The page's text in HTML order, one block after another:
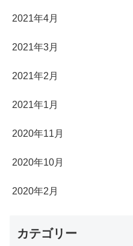
2021年4月
2021年3月
2021年2月
2021年1月
2020年11月
2020年10月
2020年2月
カテゴリー